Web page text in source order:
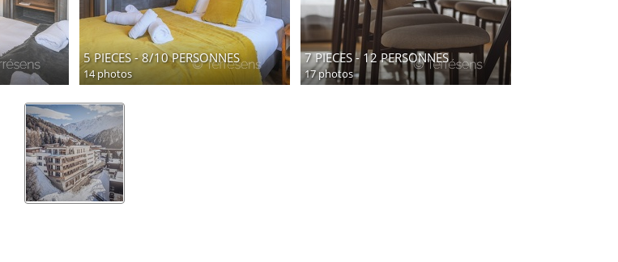
5 PIECES - 8/10 PERSONNES
14 photos
7 PIECES - 12 PERSONNES
17 photos